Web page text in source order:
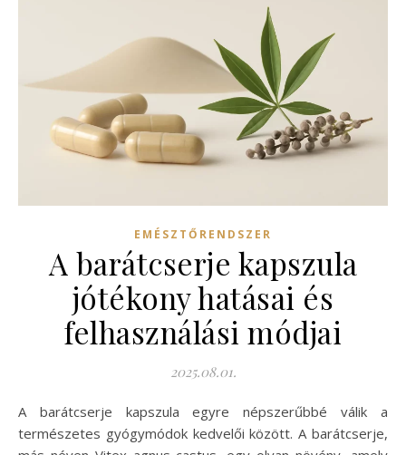
EMÉSZTŐRENDSZER
A barátcserje kapszula
jótékony hatásai és
felhasználási módjai
2025.08.01.
A barátcserje kapszula egyre népszerűbbé válik a
természetes gyógymódok kedvelői között. A barátcserje,